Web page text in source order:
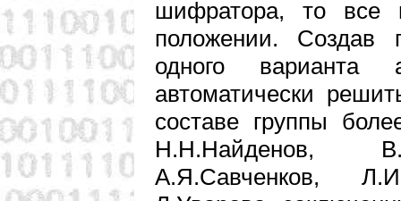
шифратора, то все
положении.
одного варианта
автоматически
составе группы
Н.Н.Найденов,
А.Я.Савченков,